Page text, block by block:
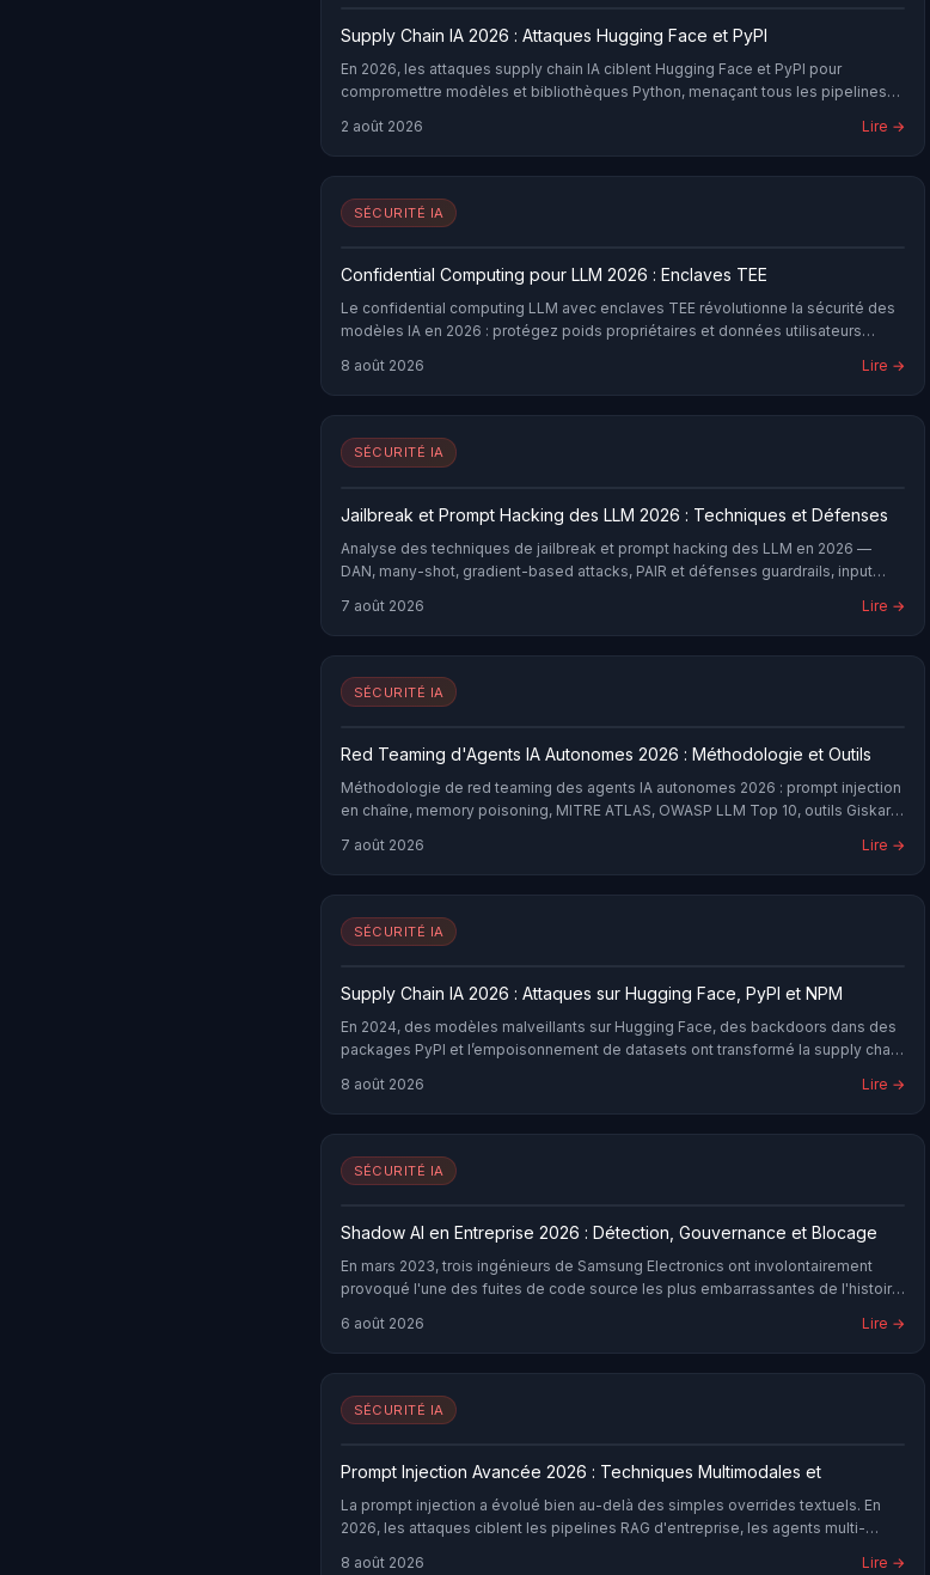
Supply Chain IA 2026 : Attaques Hugging Face et PyPI
En 2026, les attaques supply chain IA ciblent Hugging Face et PyPI pour
compromettre modèles et bibliothèques Python, menaçant tous les pipelines
2 août 2026 Lire →
SÉCURITÉ IA
Confidential Computing pour LLM 2026 : Enclaves TEE
Le confidential computing LLM avec enclaves TEE révolutionne la sécurité des
modèles IA en 2026 : protégez poids propriétaires et données utilisateurs
8 août 2026 Lire →
SÉCURITÉ IA
Jailbreak et Prompt Hacking des LLM 2026 : Techniques et Défenses
Analyse des techniques de jailbreak et prompt hacking des LLM en 2026 —
DAN, many-shot, gradient-based attacks, PAIR et défenses guardrails, input
7 août 2026 Lire →
SÉCURITÉ IA
Red Teaming d'Agents IA Autonomes 2026 : Méthodologie et Outils
Méthodologie de red teaming des agents IA autonomes 2026 : prompt injection
en chaîne, memory poisoning, MITRE ATLAS, OWASP LLM Top 10, outils Giskard
7 août 2026 Lire →
SÉCURITÉ IA
Supply Chain IA 2026 : Attaques sur Hugging Face, PyPI et NPM
En 2024, des modèles malveillants sur Hugging Face, des backdoors dans des
packages PyPI et l’empoisonnement de datasets ont transformé la supply chain
incidents documentés et les contre-mesures disponibles en 2026.
8 août 2026 Lire →
SÉCURITÉ IA
Shadow AI en Entreprise 2026 : Détection, Gouvernance et Blocage
En mars 2023, trois ingénieurs de Samsung Electronics ont involontairement
provoqué l'une des fuites de code source les plus embarrassantes de l'histoire
code propriétaire confidentiel — des algorithmes de compression de puces
semi-conducteurs, des scripts internes de tests et des notes de réunions
rapide pour déboguer ou optimiser leur trav
6 août 2026 Lire →
SÉCURITÉ IA
Prompt Injection Avancée 2026 : Techniques Multimodales et
La prompt injection a évolué bien au-delà des simples overrides textuels. En
2026, les attaques ciblent les pipelines RAG d'entreprise, les agents multi-
8 août 2026 Lire →